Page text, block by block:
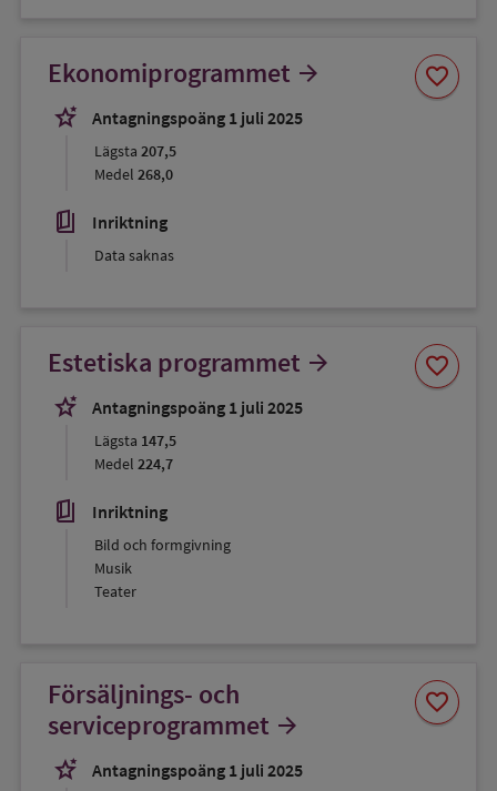
Ekonomiprogrammet arrow_forward
stars_2
Antagningspoäng 1 juli 2025
Lägsta 207,5
Medel 268,0
book_5 Inriktning
Data saknas
favorite
Spara
som
Estetiska programmet arrow_forward
stars_2
Antagningspoäng 1 juli 2025
Lägsta 147,5
Medel 224,7
book_5 Inriktning
Bild och formgivning
Musik
Teater
favorite
Spara
som
Försäljnings- och
serviceprogrammet arrow_forward
stars_2
Antagningspoäng 1 juli 2025
favorite
Spara
som